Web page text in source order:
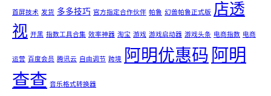
首屏技术 发货 多多技巧 官方指定合作伙伴 帕鲁 幻兽帕鲁正式版 店透
视 开黑 指数工具合集 效率神器 淘宝 游戏 游戏启动器 游戏头条 电商指数 电商
运营 百度会员 腾讯云 自由调节 跨境 阿明优惠码 阿明
查查 音乐格式转换器